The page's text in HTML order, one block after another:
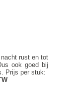
rust en tot
ook goed bij
Prijs per stuk: